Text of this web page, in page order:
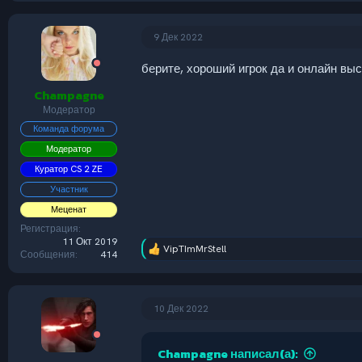
Champagne
Модератор
Команда форума
Модератор
Куратор CS 2 ZE
Участник
Меценат
Регистрация
11 Окт 2019
Сообщения
414
9 Дек 2022
берите, хороший игрок да и онлайн
Р
VipTImMrStell
10 Дек 2022
Champagne написал(а):